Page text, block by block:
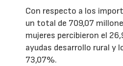
Con respecto a los
un total de 709,07
mujeres percibieron el
ayudas desarrollo rural y
73,07%.